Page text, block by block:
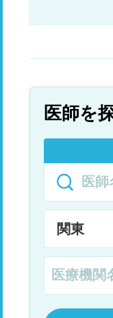
医師を